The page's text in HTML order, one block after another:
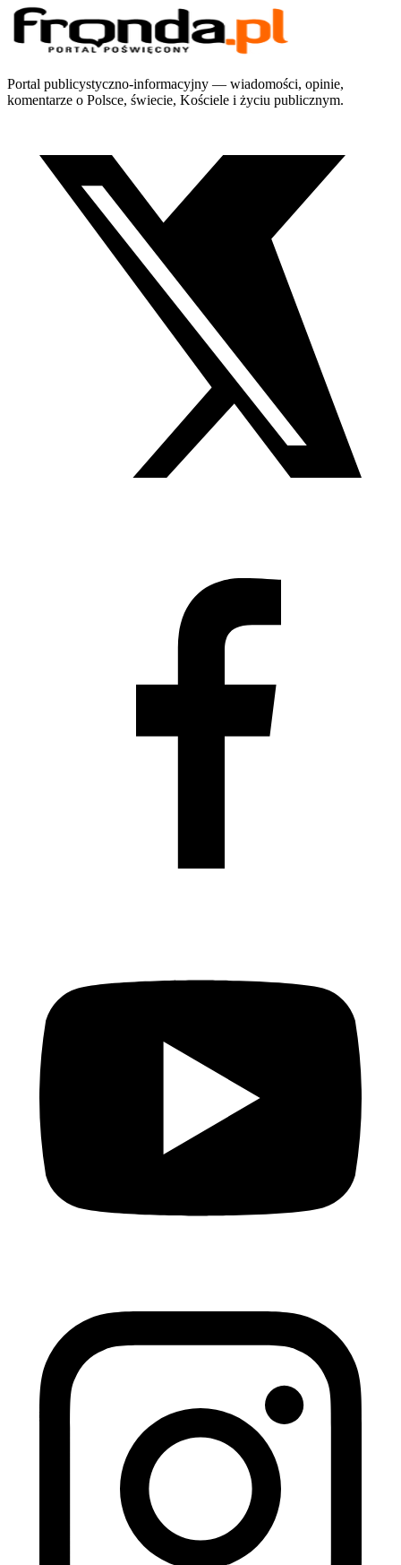
Portal publicystyczno-informacyjny — wiadomości, opinie,
komentarze o Polsce, świecie, Kościele i życiu publicznym.